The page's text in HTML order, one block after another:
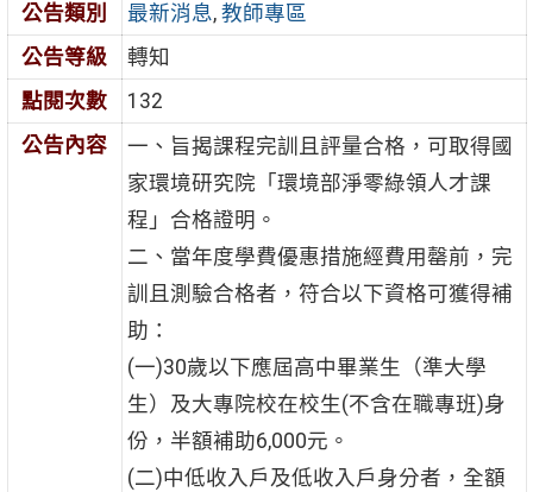
公告類別
最新消息, 教師專區
公告等級
轉知
點閱次數
132
公告內容
一、旨揭課程完訓且評量合格，可取得國
家環境研究院「環境部淨零綠領人才課
程」合格證明。
二、當年度學費優惠措施經費用罄前，完
訓且測驗合格者，符合以下資格可獲得補
助：
(一)30歲以下應屆高中畢業生（準大學
生）及大專院校在校生(不含在職專班)身
份，半額補助6,000元。
(二)中低收入戶及低收入戶身分者，全額